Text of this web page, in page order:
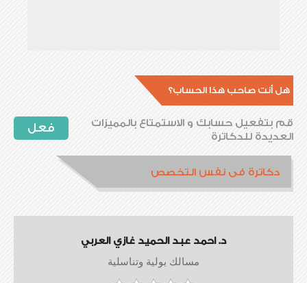
هل أنت صاحب هذا الحساب؟
فعل
قم بتفعيل حسابك و الاستمتاع بالمميزات
العديدة للدكاترة
دكاترة فى نفس التخصص
د. احمد عبد الحميد غازي العربي
مسالك بولية وتناسلية